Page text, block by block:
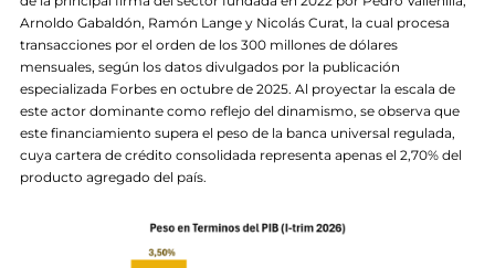
Arnoldo Gabaldón, Ramón Lange y Nicolás Curat, la cual procesa
transacciones por el orden de los 300 millones de dólares
mensuales, según los datos divulgados por la publicación
especializada Forbes en octubre de 2025. Al proyectar la escala de
este actor dominante como reflejo del dinamismo, se observa que
este financiamiento supera el peso de la banca universal regulada,
cuya cartera de crédito consolidada representa apenas el 2,70% del
producto agregado del país.